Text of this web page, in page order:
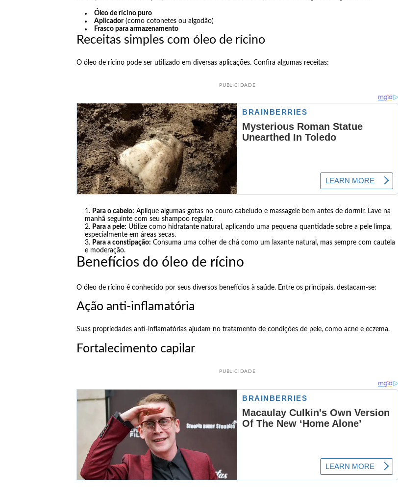
Óleo de rícino puro
Aplicador(como cotonetes ou algodão)
Frasco para armazenamento
Receitas simples com óleo de rícino
O óleo de rícino pode ser utilizado em diversas aplicações. Confira algumas receitas:
PUBLICIDADE
Para o cabelo: Aplique algumas gotas no couro cabeludo e massageie bem antes de dormir. Lave na
manhã seguinte com seu shampoo regular.
Para a pele: Utilize como hidratante natural, aplicando uma pequena quantidade sobre a pele limpa,
especialmente em áreas secas.
Para a constipação: Consuma uma colher de chá como um laxante natural, mas sempre com cautela
e moderação.
Benefícios do óleo de rícino
O óleo de rícino é conhecido por seus diversos benefícios à saúde. Entre os principais, destacam-se:
Ação anti-inflamatória
Suas propriedades anti-inflamatórias ajudam no tratamento de condições de pele, como acne e eczema.
Fortalecimento capilar
PUBLICIDADE